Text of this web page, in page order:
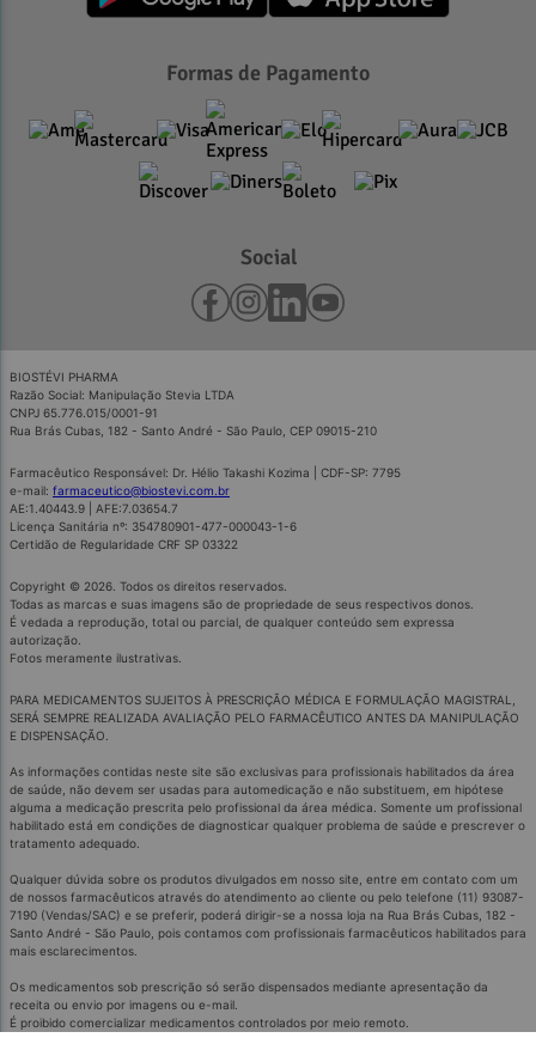
Formas de Pagamento
Social
BIOSTÉVI PHARMA
Razão Social: Manipulação Stevia LTDA
CNPJ 65.776.015/0001-91
Rua Brás Cubas, 182 - Santo André - São Paulo, CEP 09015-210
Farmacêutico Responsável: Dr. Hélio Takashi Kozima | CDF-SP: 7795
e-mail: farmaceutico@biostevi.com.br
AE:1.40443.9 | AFE:7.03654.7
Licença Sanitária nº: 354780901-477-000043-1-6
Certidão de Regularidade CRF SP 03322
Copyright © 2026. Todos os direitos reservados.
Todas as marcas e suas imagens são de propriedade de seus respectivos donos.
É vedada a reprodução, total ou parcial, de qualquer conteúdo sem expressa
autorização.
Fotos meramente ilustrativas.
PARA MEDICAMENTOS SUJEITOS À PRESCRIÇÃO MÉDICA E FORMULAÇÃO MAGISTRAL,
SERÁ SEMPRE REALIZADA AVALIAÇÃO PELO FARMACÊUTICO ANTES DA MANIPULAÇÃO
E DISPENSAÇÃO.
As informações contidas neste site são exclusivas para profissionais habilitados da área
de saúde, não devem ser usadas para automedicação e não substituem, em hipótese
alguma a medicação prescrita pelo profissional da área médica. Somente um profissional
habilitado está em condições de diagnosticar qualquer problema de saúde e prescrever o
tratamento adequado.
Qualquer dúvida sobre os produtos divulgados em nosso site, entre em contato com um
de nossos farmacêuticos através do atendimento ao cliente ou pelo telefone (11) 93087-
7190 (Vendas/SAC) e se preferir, poderá dirigir-se a nossa loja na Rua Brás Cubas, 182 -
Santo André - São Paulo, pois contamos com profissionais farmacêuticos habilitados para
mais esclarecimentos.
Os medicamentos sob prescrição só serão dispensados mediante apresentação da
receita ou envio por imagens ou e-mail.
É proibido comercializar medicamentos controlados por meio remoto.